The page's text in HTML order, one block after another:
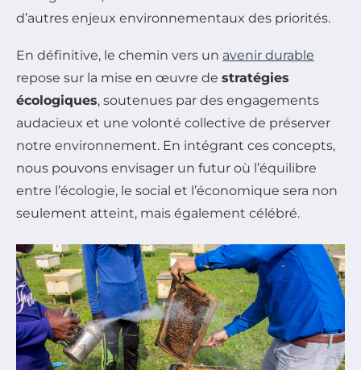
d’autres enjeux environnementaux des priorités.
En définitive, le chemin vers un avenir durable
repose sur la mise en œuvre de stratégies
écologiques, soutenues par des engagements
audacieux et une volonté collective de préserver
notre environnement. En intégrant ces concepts,
nous pouvons envisager un futur où l’équilibre
entre l’écologie, le social et l’économique sera non
seulement atteint, mais également célébré.